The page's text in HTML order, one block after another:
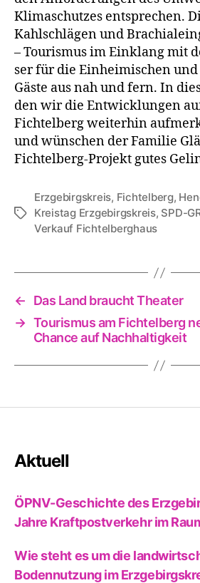
Klimaschutzes ent­spre­chen.
Kahlschlägen und
– Tourismus im Einklang mit
ser für die Einheimischen
Gäste aus nah und fern. In
den wir die Entwicklungen
Fichtelberg wei­ter­hin
und wün­schen der Familie
Fichtelberg-Projekt gutes
Schlagwörter
Erzgebirgskreis, Fichtelberg,
Kreistag Erzgebirgskreis, SPD-
Verkauf Fichtelberghaus
←
Das Land braucht Theater
→ Tourismus am Fichtelberg
Chance auf Nachhaltigkeit
Aktuell
ÖPNV-Geschichte des
Jahre Kraftpostverkehr im
Wie steht es um die
Bodennutzung im